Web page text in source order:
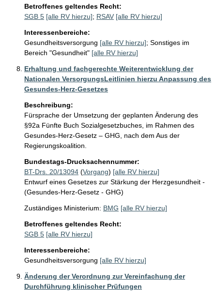
Betroffenes geltendes Recht:
SGB 5 [alle RV hierzu]; RSAV [alle RV hierzu]
Interessenbereiche:
Gesundheitsversorgung [alle RV hierzu]; Sonstiges im
Bereich "Gesundheit" [alle RV hierzu]
Erhaltung und fachgerechte Weiterentwicklung der
Nationalen VersorgungsLeitlinien hierzu Anpassung des
Gesundes-Herz-Gesetzes
Beschreibung:
Fürsprache der Umsetzung der geplanten Änderung des
§92a Fünfte Buch Sozialgesetzbuches, im Rahmen des
Gesundes-Herz-Gesetz – GHG, nach dem Aus der
Regierungskoalition.
Bundestags-Drucksachennummer:
BT-Drs. 20/13094 (Vorgang) [alle RV hierzu]
Entwurf eines Gesetzes zur Stärkung der Herzgesundheit -
(Gesundes-Herz-Gesetz - GHG)
Zuständiges Ministerium: BMG [alle RV hierzu]
Betroffenes geltendes Recht:
SGB 5 [alle RV hierzu]
Interessenbereiche:
Gesundheitsversorgung [alle RV hierzu]
Änderung der Verordnung zur Vereinfachung der
Durchführung klinischer Prüfungen